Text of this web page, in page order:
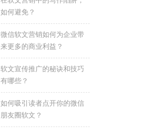
如何避免？
微信软文营销如何为企业带
来更多的商业利益？
软文宣传推广的秘诀和技巧
有哪些？
如何吸引读者点开你的微信
朋友圈软文？